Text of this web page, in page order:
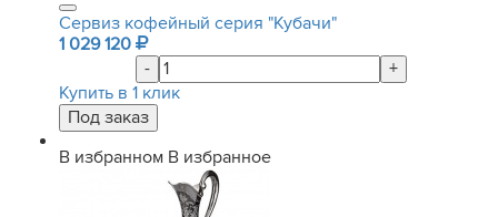
Сервиз кофейный серия "Кубачи"
1 029 120
-
+
Купить в 1 клик
В избранном В избранное